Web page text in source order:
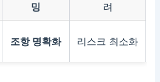
밍
려
조항 명확화 리스크 최소화